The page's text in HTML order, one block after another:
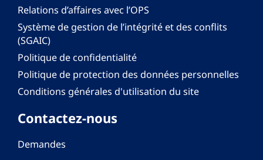
Relations d’affaires avec l’OPS
Système de gestion de l’intégrité et des conflits
(SGAIC)
Politique de confidentialité
Politique de protection des données personnelles
Conditions générales d'utilisation du site
Contactez-nous
Demandes